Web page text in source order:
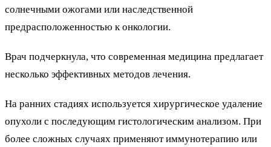
солнечными ожогами или наследственной
предрасположенностью к онкологии.
Врач подчеркнула, что современная медицина предлагает
несколько эффективных методов лечения.
На ранних стадиях используется хирургическое удаление
опухоли с последующим гистологическим анализом. При
более сложных случаях применяют иммунотерапию или